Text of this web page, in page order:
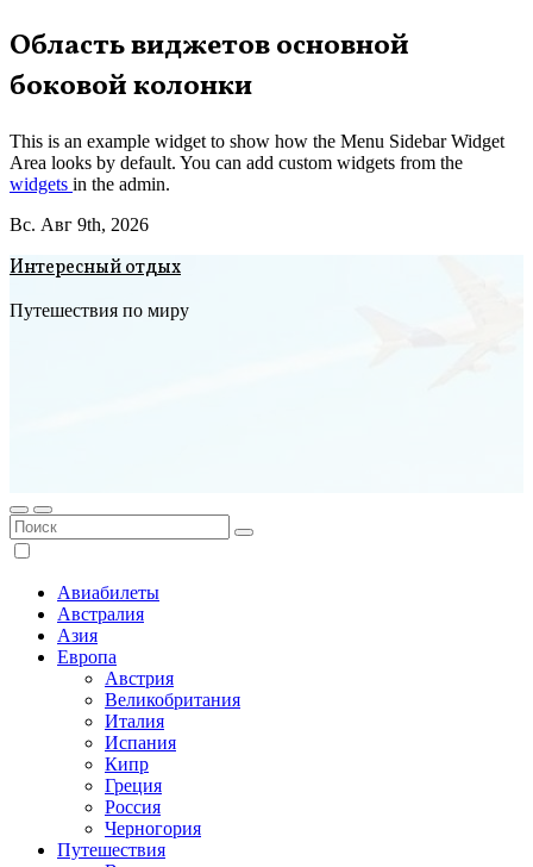
Перейти
к
содержимому
Область виджетов основной
боковой колонки
This is an example widget to show how the Menu Sidebar Widget
Area looks by default. You can add custom widgets from the
widgets in the admin.
Вс. Авг 9th, 2026
Интересный отдых
Путешествия по миру
Авиабилеты
Австралия
Азия
Европа
Австрия
Великобритания
Италия
Испания
Кипр
Греция
Россия
Черногория
Путешествия